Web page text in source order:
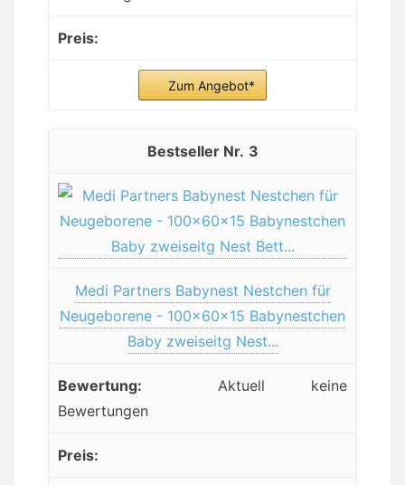
Zum Angebot*
3
Medi Partners Babynest Nestchen für
Neugeborene - 100x60x15 Babynestchen
Baby zweiseitg Nest...
Aktuell keine
Bewertungen